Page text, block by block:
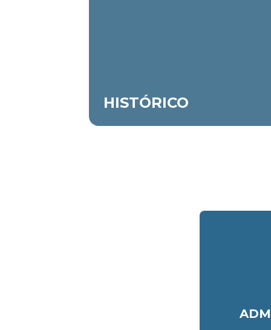
HISTÓRICO